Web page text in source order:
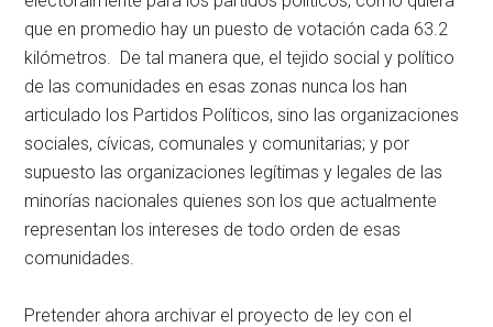
que en promedio hay un puesto de votación cada 63.2
kilómetros. De tal manera que, el tejido social y político
de las comunidades en esas zonas nunca los han
articulado los Partidos Políticos, sino las organizaciones
sociales, cívicas, comunales y comunitarias; y por
supuesto las organizaciones legítimas y legales de las
minorías nacionales quienes son los que actualmente
representan los intereses de todo orden de esas
comunidades.
Pretender ahora archivar el proyecto de ley con el